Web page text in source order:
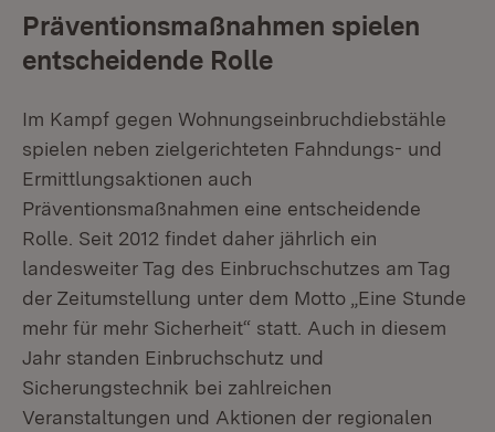
Präventionsmaßnahmen spielen
entscheidende Rolle
Im Kampf gegen Wohnungseinbruchdiebstähle
spielen neben zielgerichteten Fahndungs- und
Ermittlungsaktionen auch
Präventionsmaßnahmen eine entscheidende
Rolle. Seit 2012 findet daher jährlich ein
landesweiter Tag des Einbruchschutzes am Tag
der Zeitumstellung unter dem Motto „Eine Stunde
mehr für mehr Sicherheit“ statt. Auch in diesem
Jahr standen Einbruchschutz und
Sicherungstechnik bei zahlreichen
Veranstaltungen und Aktionen der regionalen